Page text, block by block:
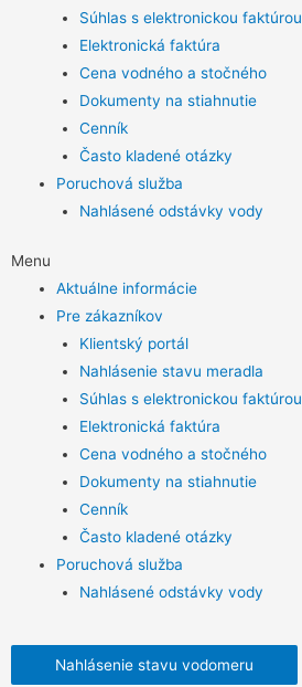
Súhlas s elektronickou faktúrou
Elektronická faktúra
Cena vodného a stočného
Dokumenty na stiahnutie
Cenník
Často kladené otázky
Poruchová služba
Nahlásené odstávky vody
Menu
Aktuálne informácie
Pre zákazníkov
Klientský portál
Nahlásenie stavu meradla
Súhlas s elektronickou faktúrou
Elektronická faktúra
Cena vodného a stočného
Dokumenty na stiahnutie
Cenník
Často kladené otázky
Poruchová služba
Nahlásené odstávky vody
Nahlásenie stavu vodomeru